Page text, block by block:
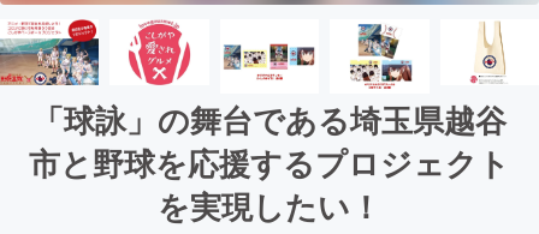
「球詠」の舞台である埼玉県越谷
市と野球を応援するプロジェクト
を実現したい！